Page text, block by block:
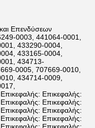
και Επενδύσεων
0003, 441064-0001,
433290-0004,
433165-0004,
434713-
0005, 707669-0010,
434714-0009,
Επικεφαλής:
Επικεφαλής:
Επικεφαλής:
Επικεφαλής: